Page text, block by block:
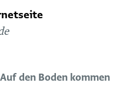
den Boden kommen